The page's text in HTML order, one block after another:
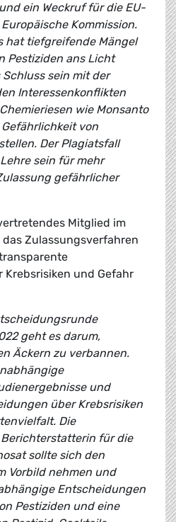
ein Weckruf für die EU-
Kommission.
hat tiefgreifende Mängel
Pestiziden ans Licht
sein mit der
Interessenkonflikten
wie Monsanto
von
Der Plagiatsfall
sein für mehr
gefährlicher
Mitglied im
Zulassungsverfahren
und Gefahr
geht es darum,
Äckern zu verbannen.
und
über Krebsrisiken
Die
für die
sollte sich den
Vorbild nehmen und
Entscheidungen
Pestiziden und eine